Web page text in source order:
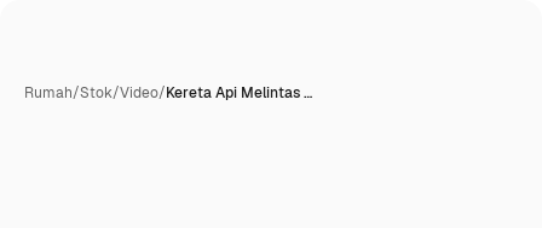
Rumah/Stok/Video/Kereta Api Melintas …